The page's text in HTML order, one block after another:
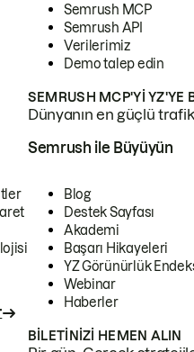
Semrush MCP
Semrush API
Verilerimiz
Demo talep edin
SEMRUSH MCP'YI YZ'YE
Dünyanın en güçlü
Semrush ile Büyüyün
Blog
Destek Sayfası
Akademi
Başarı Hikayeleri
YZ Görünürlük
Webinar
Haberler
BILETINIZI HEMEN ALIN